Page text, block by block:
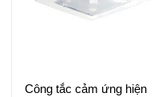
Công tắc cảm ứng hiện